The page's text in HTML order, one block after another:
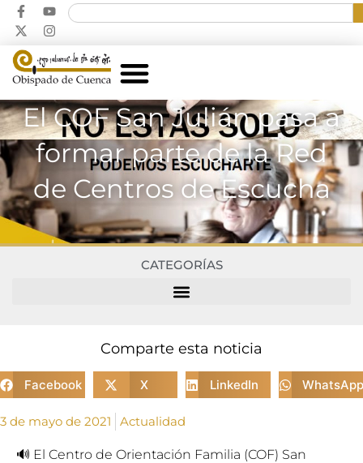
El COF San Julián pasa a
formar parte de la Red
de Centros de Escucha
CATEGORÍAS
Comparte esta noticia
Facebook X LinkedIn WhatsApp
3 de mayo de 2021 Actualidad
🔊 El Centro de Orientación Familia (COF) San